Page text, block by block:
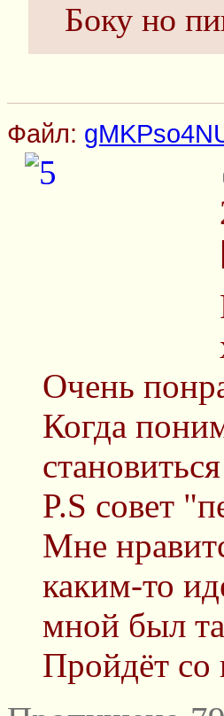
Боку но
Файл:
Очень
Когда
P.S совет
Мне
каким-то
мной был
Пройдёт со